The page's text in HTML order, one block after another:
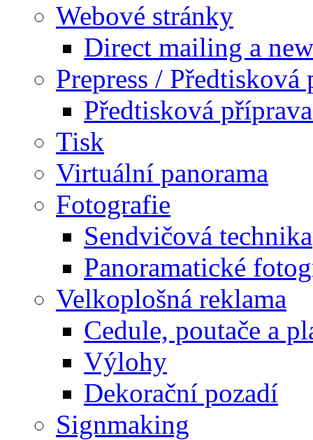
Webové stránky
Direct mailing a
Prepress / Předtisková
Předtisková
Tisk
Virtuální panorama
Fotografie
Sendvičová technika
Panoramatické
Velkoplošná reklama
Cedule, poutače a
Výlohy
Dekorační pozadí
Signmaking